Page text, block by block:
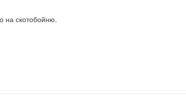
на скотобойню.